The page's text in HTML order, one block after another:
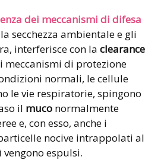
dei meccanismi di difesa
secchezza ambientale e gli
interferisce con la clearance
meccanismi di protezione
normali, le cellule
le vie respiratorie, spingono
il muco normalmente
e, con esso, anche i
nocive intrappolati al
vengono espulsi.